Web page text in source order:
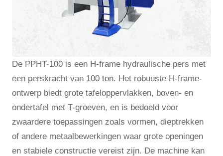
De PPHT-100 is een H-frame hydraulische pers met
een perskracht van 100 ton. Het robuuste H-frame-
ontwerp biedt grote tafeloppervlakken, boven- en
ondertafel met T-groeven, en is bedoeld voor
zwaardere toepassingen zoals vormen, dieptrekken
of andere metaalbewerkingen waar grote openingen
en stabiele constructie vereist zijn. De machine kan